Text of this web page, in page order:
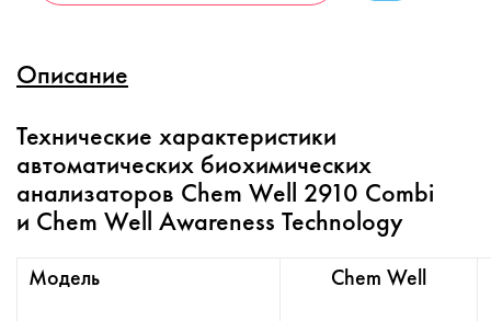
Описание
Технические характеристики
автоматических биохимических
анализаторов Chem Well 2910 Combi
и Chem Well Awareness Technology
Модель Chem Well